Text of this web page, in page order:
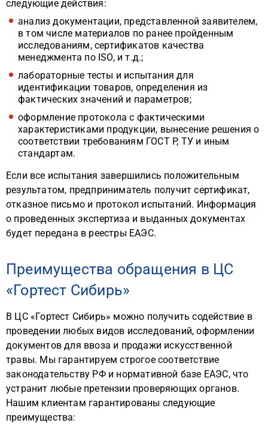
следующие действия:
анализ документации, представленной заявителем,
в том числе материалов по ранее пройденным
исследованиям, сертификатов качества
менеджмента по ISO, и т.д.;
лабораторные тесты и испытания для
идентификации товаров, определения из
фактических значений и параметров;
оформление протокола с фактическими
характеристиками продукции, вынесение решения о
соответствии требованиям ГОСТ Р, ТУ и иным
стандартам.
Если все испытания завершились положительным
результатом, предприниматель получит сертификат,
отказное письмо и протокол испытаний. Информация
о проведенных экспертиза и выданных документах
будет передана в реестры ЕАЭС.
Преимущества обращения в ЦС
«Гортест Сибирь»
В ЦС «Гортест Сибирь» можно получить содействие в
проведении любых видов исследований, оформлении
документов для ввоза и продажи искусственной
травы. Мы гарантируем строгое соответствие
законодательству РФ и нормативной базе ЕАЭС, что
устранит любые претензии проверяющих органов.
Нашим клиентам гарантированы следующие
преимущества: